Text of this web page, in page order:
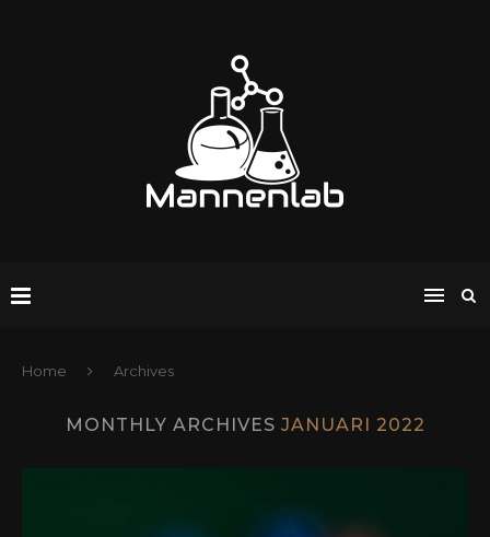
Home Archives
MONTHLY ARCHIVES JANUARI 2022